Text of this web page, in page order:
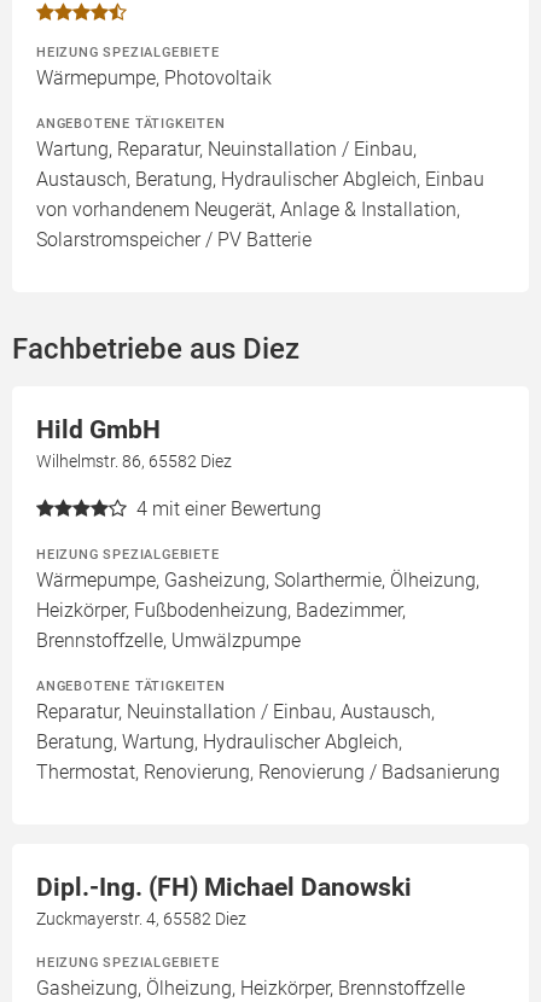
HEIZUNG SPEZIALGEBIETE
Wärmepumpe, Photovoltaik
ANGEBOTENE TÄTIGKEITEN
Wartung, Reparatur, Neuinstallation / Einbau,
Austausch, Beratung, Hydraulischer Abgleich, Einbau
von vorhandenem Neugerät, Anlage & Installation,
Solarstromspeicher / PV Batterie
Fachbetriebe aus Diez
Hild GmbH
Wilhelmstr. 86, 65582 Diez
4 mit einer Bewertung
HEIZUNG SPEZIALGEBIETE
Wärmepumpe, Gasheizung, Solarthermie, Ölheizung,
Heizkörper, Fußbodenheizung, Badezimmer,
Brennstoffzelle, Umwälzpumpe
ANGEBOTENE TÄTIGKEITEN
Reparatur, Neuinstallation / Einbau, Austausch,
Beratung, Wartung, Hydraulischer Abgleich,
Thermostat, Renovierung, Renovierung / Badsanierung
Dipl.-Ing. (FH) Michael Danowski
Zuckmayerstr. 4, 65582 Diez
HEIZUNG SPEZIALGEBIETE
Gasheizung, Ölheizung, Heizkörper, Brennstoffzelle